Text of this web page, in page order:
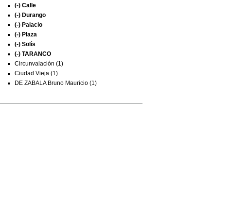
(-) Calle
(-) Durango
(-) Palacio
(-) Plaza
(-) Solís
(-) TARANCO
Circunvalación (1)
Ciudad Vieja (1)
DE ZABALA Bruno Mauricio (1)